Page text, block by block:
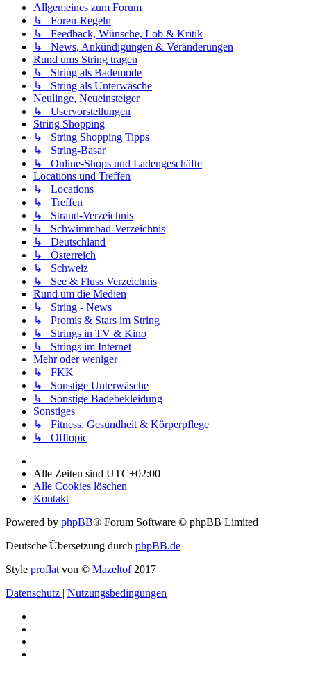
Allgemeines zum Forum
↳ Foren-Regeln
↳ Feedback, Wünsche, Lob & Kritik
↳ News, Ankündigungen & Veränderungen
Rund ums String tragen
↳ String als Bademode
↳ String als Unterwäsche
Neulinge, Neueinsteiger
↳ Uservorstellungen
String Shopping
↳ String Shopping Tipps
↳ String-Basar
↳ Online-Shops und Ladengeschäfte
Locations und Treffen
↳ Locations
↳ Treffen
↳ Strand-Verzeichnis
↳ Schwimmbad-Verzeichnis
↳ Deutschland
↳ Österreich
↳ Schweiz
↳ See & Fluss Verzeichnis
Rund um die Medien
↳ String - News
↳ Promis & Stars im String
↳ Strings in TV & Kino
↳ Strings im Internet
Mehr oder weniger
↳ FKK
↳ Sonstige Unterwäsche
↳ Sonstige Badebekleidung
Sonstiges
↳ Fitness, Gesundheit & Körperpflege
↳ Offtopic
Alle Zeiten sind UTC+02:00
Alle Cookies löschen
Kontakt
Powered by phpBB® Forum Software © phpBB Limited
Deutsche Übersetzung durch phpBB.de
Style proflat von © Mazeltof2017
Datenschutz | Nutzungsbedingungen